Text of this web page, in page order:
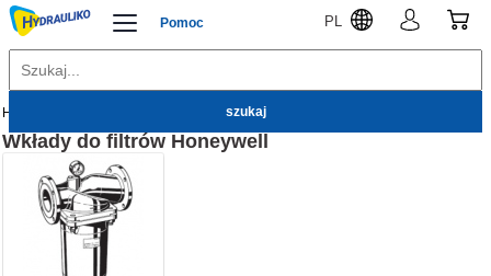
Pomoc PL
Hydrauliko Wkłady do filtrów
Wkłady do filtrów Honeywell